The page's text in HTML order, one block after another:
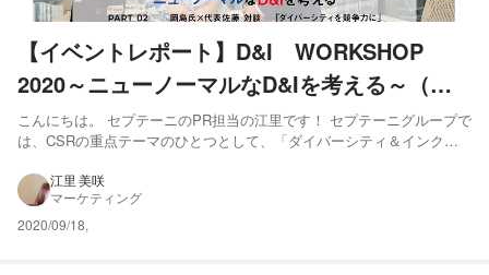
【イベントレポート】D&I WORKSHOP
2020～ニューノーマルなD&Iを考える～（後
編）
こんにちは。 セプテーニのPR担当の江里です！ セプテーニグループで
は、CSRの重点テーマのひとつとして、「ダイバーシティ＆インクル
取り組みの一環として、「ダイバーシティ＆インクルージョンの重要
性」と「女性が活躍するためのキャリア構築」をテーマとした...
江里 美咲
マーケティング
2020/09/18,